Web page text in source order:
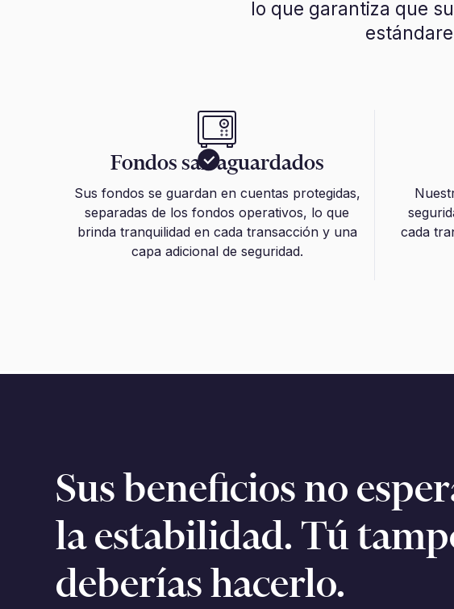
lo que garantiza que
Fondos salvaguardados
Sus fondos se guardan en cuentas protegidas,
separadas de los fondos operativos, lo que
brinda tranquilidad en cada transacción y una
capa adicional de seguridad.
cada
Sus beneficios no
la estabilidad. Tú
deberías hacerlo.